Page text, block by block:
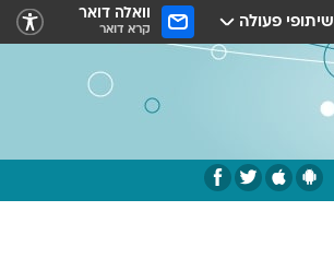
שיתופי פעולה וואלה דואר
קרא דואר